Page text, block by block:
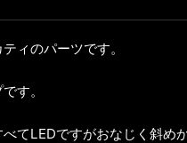
ィのパーツです。
す。
てLEDですがおなじく斜め